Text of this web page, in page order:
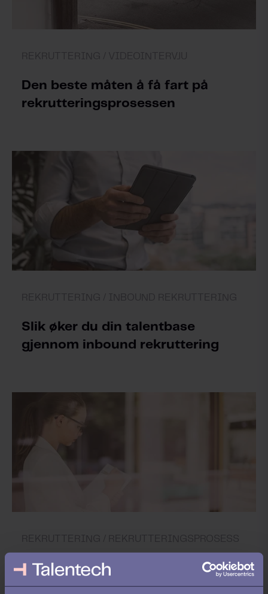
Den beste måten å få fart på
rekrutteringsprosessen
Slik øker du din talentbase
gjennom inbound rekruttering
Hvordan sikre rekruttering av
gode ledere